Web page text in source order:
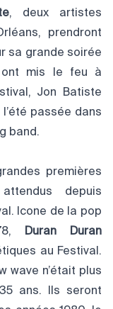
, deux artistes
prendront
sa grande soirée
ont mis le feu à
Jon Batiste
passée dans
band.
premières
depuis
Icone de la pop
Duran Duran
au Festival.
wave n’était plus
ans. Ils seront